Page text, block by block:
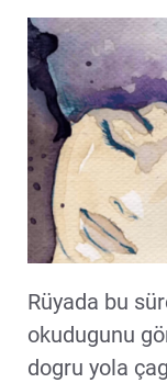
Rüyada bu
okudugunu
dogru yola